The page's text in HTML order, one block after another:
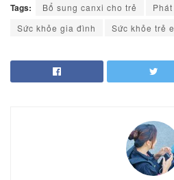
Tags: Bổ sung canxi cho trẻ
Sức khỏe gia đình
Sức khỏe trẻ